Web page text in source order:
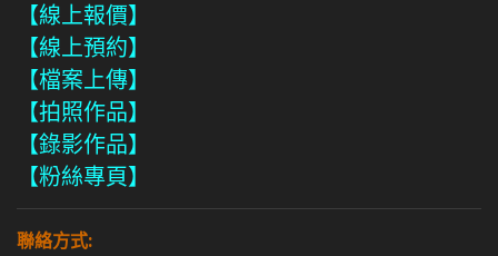
【線上報價】
【線上預約】
【檔案上傳】
【拍照作品】
【錄影作品】
【粉絲專頁】
聯絡方式: